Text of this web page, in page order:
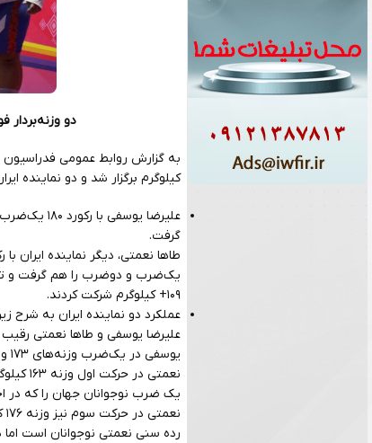
دو
کیلوگرم برگزار شد و دو نماینده
گرفت.
۱۰۹+ کیلوگرم شرکت کردند.
عملکرد دو نماینده ایران به
علیرضا یوسفی و طاها نعمتی
یوسفی در یک‌ضرب وزنه‌های ۱۷۳ و ۱۸۰ کیلوگرم را مهار کرد و به مدال طلا رسید سپس از انجام حرکت سوم انصراف داد.
یک ضرب نوجوانان جهان را که در
نعمتی در حرکت سوم نیز وزنه ۱۷۶ کیلوگرم را بالای سر برد و مجدد رکورد یک‌ضرب نوجوانان جهان را شکست و مدال نقره یک‌ضرب را گرفت.
رده سنی نعمتی نوجوانان است